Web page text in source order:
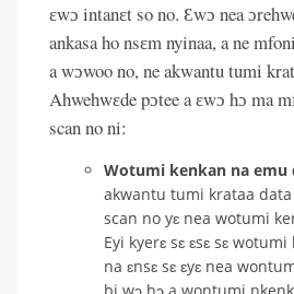
ɛwɔ intanɛt so no. Ɛwɔ nea
ankasa ho nsɛm nyinaa, a ne
a wɔwoo no, ne akwantu tumi
Ahwehwɛde pɔtee a ɛwɔ hɔ ma
scan no ni:
Wotumi kenkan na emu
akwantu tumi krataa data
scan no yɛ nea wotumi
Eyi kyerɛ sɛ ɛsɛ sɛ
na ɛnsɛ sɛ ɛyɛ nea